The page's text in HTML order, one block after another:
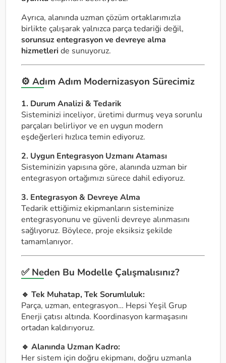
Ayrıca, alanında uzman çözüm ortaklarımızla
birlikte çalışarak yalnızca parça tedariği değil,
sorunsuz entegrasyon ve devreye alma
hizmetleri de sunuyoruz.
⚙️ Adım Adım Modernizasyon Sürecimiz
1. Durum Analizi & Tedarik
Sisteminizi inceliyor, üretimi durmuş veya sorunlu
parçaları belirliyor ve en uygun modern
eşdeğerleri hızlıca temin ediyoruz.
2. Uygun Entegrasyon Uzmanı Ataması
Sisteminizin yapısına göre, alanında uzman bir
entegrasyon ortağımızı sürece dahil ediyoruz.
3. Entegrasyon & Devreye Alma
Tedarik ettiğimiz ekipmanların sisteminize
entegrasyonunu ve güvenli devreye alınmasını
sağlıyoruz. Böylece, proje eksiksiz şekilde
tamamlanıyor.
✅ Neden Bu Modelle Çalışmalısınız?
🔹 Tek Muhatap, Tek Sorumluluk:
Parça, uzman, entegrasyon… Hepsi Yeşil Grup
Enerji çatısı altında. Koordinasyon karmaşasını
ortadan kaldırıyoruz.
🔹 Alanında Uzman Kadro:
Her sistem için doğru ekipmanı, doğru uzmanla